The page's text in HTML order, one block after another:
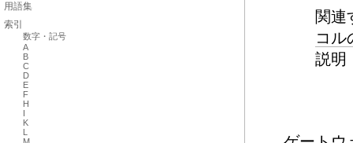
用語集
索引
数字・記号
A
B
C
D
E
F
H
I
K
L
関連
コル
説明